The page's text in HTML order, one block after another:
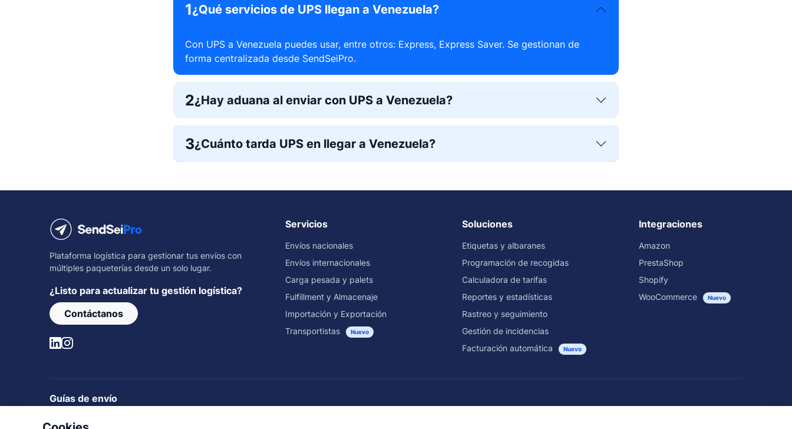
1¿Qué servicios de UPS llegan a Venezuela?
Con UPS a Venezuela puedes usar, entre otros: Express, Express Saver. Se gestionan de
forma centralizada desde SendSeiPro.
2¿Hay aduana al enviar con UPS a Venezuela?
3¿Cuánto tarda UPS en llegar a Venezuela?
Plataforma logística para gestionar tus envíos con
múltiples paqueterías desde un solo lugar.
¿Listo para actualizar tu gestión logística?
Contáctanos
Servicios
Envíos nacionales
Envíos internacionales
Carga pesada y palets
Fulfillment y Almacenaje
Importación y Exportación
Transportistas
Nuevo
Soluciones
Etiquetas y albaranes
Programación de recogidas
Calculadora de tarifas
Reportes y estadísticas
Rastreo y seguimiento
Gestión de incidencias
Facturación automática
Nuevo
Integraciones
Amazon
PrestaShop
Shopify
WooCommerce
Nuevo
Guías de envío